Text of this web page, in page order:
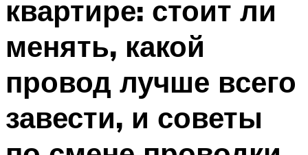
квартире: стоит ли
менять, какой
провод лучше всего
завести, и советы